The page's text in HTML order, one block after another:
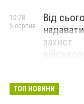
Від
захист
10:28
5 серпня
ТОП НОВИНИ